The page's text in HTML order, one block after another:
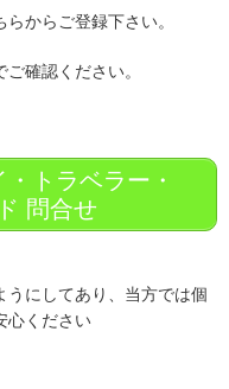
からご登録下さい。
確認ください。
トラベラー・
問合せ
にしてあり、当方では個
心ください